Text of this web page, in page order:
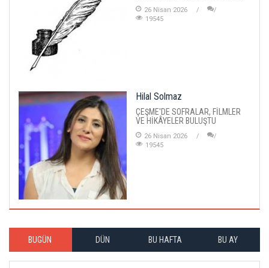
26 Nisan 2026
19545
Hilal Solmaz
ÇEŞME'DE SOFRALAR, FİLMLER
VE HİKÂYELER BULUŞTU
26 Nisan 2026
19545
BUGÜN DÜN BU HAFTA BU AY